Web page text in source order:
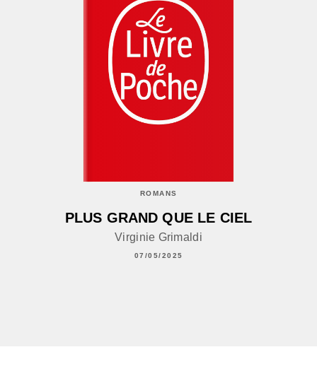
ROMANS
PLUS GRAND QUE LE CIEL
Virginie Grimaldi
07/05/2025